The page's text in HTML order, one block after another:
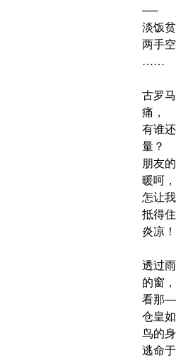
──
淡饭贫
两手空
……
古罗
痛，
有谁
量？
朋友
暖呵，
怎让我
抵得
炎凉！
透过
的窗，
看那
仓皇
鸟的身
逃命